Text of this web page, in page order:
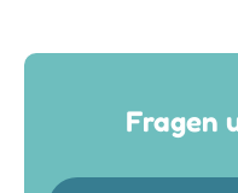
Fragen